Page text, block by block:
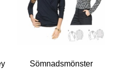
Sömnadsmönster